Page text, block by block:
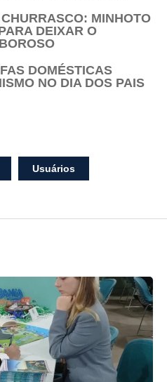
MINHOTO
DEIXAR O
DOMÉSTICAS
NO DIA DOS PAIS
Usuários